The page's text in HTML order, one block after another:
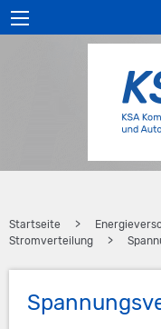
Startseite >
Stromverteilung
>